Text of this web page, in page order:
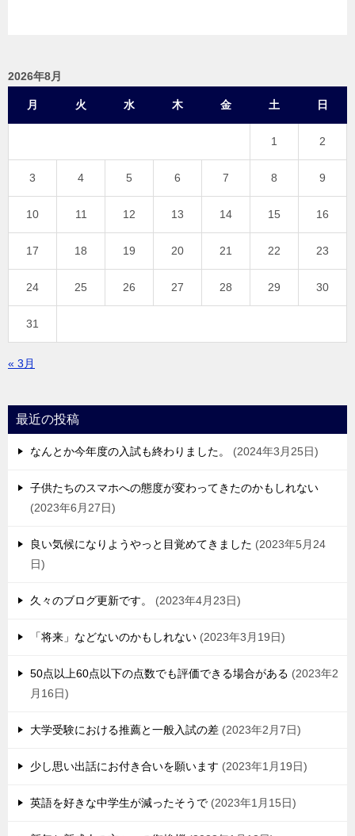
2026年8月
月 火 水 木 金 土 日
1 2
3 4 5 6 7 8 9
10 11 12 13 14 15 16
17 18 19 20 21 22 23
24 25 26 27 28 29 30
31
« 3月
最近の投稿
なんとか今年度の入試も終わりました。 2024年3月25日
子供たちのスマホへの態度が変わってきたのかもしれない
2023年6月27日
良い気候になりようやっと目覚めてきました
2023年5月24
日
久々のブログ更新です。 2023年4月23日
「将来」などないのかもしれない 2023年3月19日
50点以上60点以下の点数でも評価できる場合がある
2023年2
月16日
大学受験における推薦と一般入試の差 2023年2月7日
少し思い出話にお付き合いを願います 2023年1月19日
英語を好きな中学生が減ったそうで 2023年1月15日